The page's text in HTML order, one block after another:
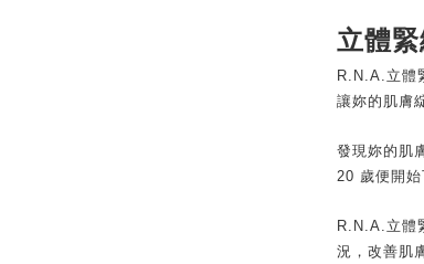
立體
R.N.A.立體
讓妳的肌膚
發現妳的肌
20 歲便開始
R.N.A.立體
況，改善肌